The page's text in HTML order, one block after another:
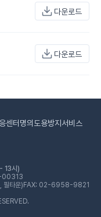
다운로드
다운로드
센터 명의도용방지서비스
13시)
00313
필타운) FAX: 02-6958-9821